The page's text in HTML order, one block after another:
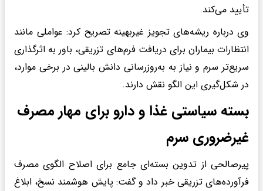
تأیید می‌کند.
وی درباره ریشه‌های تجویز غیربهینه تصریح کرد: عواملی مانند
انتظارات بیماران برای دریافت فرم‌های تزریقی، باور به اثرگذاری
سریع‌تر سرم و نیاز به به‌روزرسانی دانش بالینی در برخی موارد،
در شکل‌گیری این الگو نقش دارند.
بسته سیاستی غذا و دارو برای مهار مصرف
غیرضروری سرم
پیرصالحی از تدوین بسته‌ای جامع برای اصلاح الگوی مصرف
فرآورده‌های تزریقی خبر داد و گفت: پایش هوشمند نسخ، ابلاغ